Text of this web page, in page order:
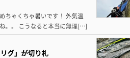
ちゃくちゃ暑いです！ 外気温
。。 こうなると本当に無理[…]
グ」が切り札